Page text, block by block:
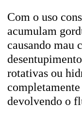
Com o uso
acumulam
causando mau
rotativas ou
devolvendo o